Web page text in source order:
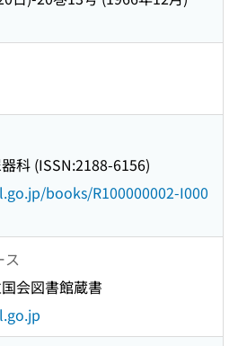
科 (ISSN:2188-6156)
books/R100000002-I000
会図書館蔵書